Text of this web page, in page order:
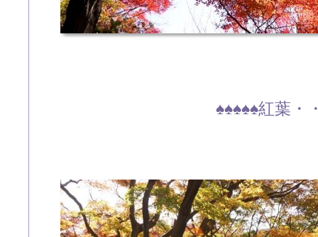
♠♠♠♠♠紅葉・